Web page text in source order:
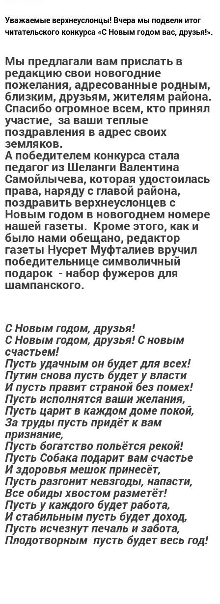
Уважаемые верхнеуслонцы! Вчера мы подвели итог
читательского конкурса «С Новым годом вас, друзья!».
Мы предлагали вам прислать в
редакцию свои новогодние
пожелания, адресованные родным,
близким, друзьям, жителям района.
Спасибо огромное всем, кто принял
участие, за ваши теплые
поздравления в адрес своих
земляков.
А победителем конкурса стала
педагог из Шеланги Валентина
Самойлычева, которая удостоилась
права, наряду с главой района,
поздравить верхнеуслонцев с
Новым годом в новогоднем номере
нашей газеты. Кроме этого, как и
было нами обещано, редактор
газеты Нусрет Муфталиев вручил
победительнице символичный
подарок - набор фужеров для
шампанского.
С Новым годом, друзья!
С Новым годом, друзья! С новым
счастьем!
Пусть удачным он будет для всех!
Путин снова пусть будет у власти
И пусть правит страной без помех!
Пусть исполнятся ваши желания,
Пусть царит в каждом доме покой,
За труды пусть придёт к вам
признание,
Пусть богатство польётся рекой!
Пусть Собака подарит вам счастье
И здоровья мешок принесёт,
Пусть разгонит невзгоды, напасти,
Все обиды хвостом разметёт!
Пусть у каждого будет работа,
И стабильным пусть будет доход,
Пусть исчезнут печаль и забота,
Плодотворным пусть будет весь год!